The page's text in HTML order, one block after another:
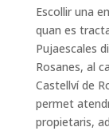
Escollir una
quan es
Pujaescales
Rosanes, al
Castellví de
permet
propietaris,